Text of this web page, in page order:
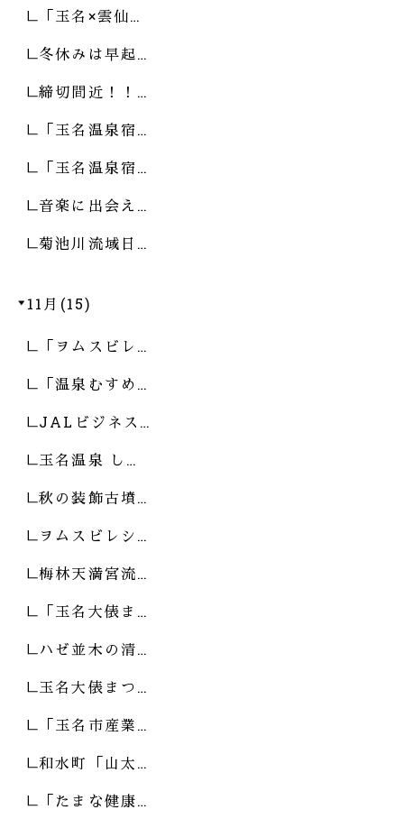
「玉名×雲仙…
冬休みは早起…
締切間近！！…
「玉名温泉宿…
「玉名温泉宿…
音楽に出会え…
菊池川流域日…
11月(15)
「ヲムスビレ…
「温泉むすめ…
JALビジネス…
玉名温泉 し…
秋の装飾古墳…
ヲムスビレシ…
梅林天満宮流…
「玉名大俵ま…
ハゼ並木の清…
玉名大俵まつ…
「玉名市産業…
和水町「山太…
「たまな健康…